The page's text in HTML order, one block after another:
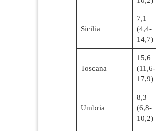
Sicilia
7,1
(4,4-
14,7)
Toscana
15,6
(11,6-
17,9)
Umbria
8,3
(6,8-
10,2)